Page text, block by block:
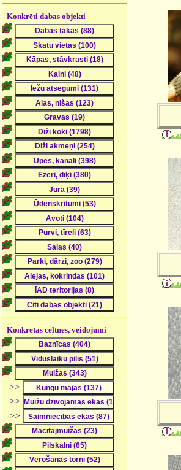
Konkrēti dabas objekti
Konkrētas celtnes, veidojumi
>>
>>
>>